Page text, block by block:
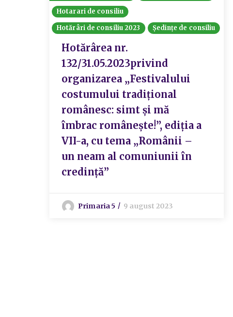
Hotarari de consiliu
Hotărâri de consiliu 2023
Ședințe de consiliu
Hotărârea nr.
132/31.05.2023privind
organizarea „Festivalului
costumului tradițional
românesc: simt și mă
îmbrac românește!”, ediția a
VII-a, cu tema „Românii –
un neam al comuniunii în
credință”
Primaria 5 9 august 2023